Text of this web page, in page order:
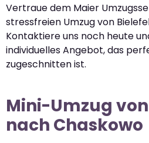
Vertraue dem Maier
stressfreien Umzug von
Kontaktiere uns noch heute
individuelles Angebot, das
zugeschnitten ist.
Mini-Umzug
nach Chaskowo